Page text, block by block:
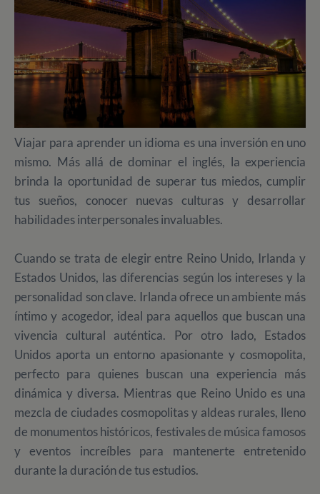
Viajar para aprender un idioma es una inversión en uno
mismo. Más allá de dominar el inglés, la experiencia
brinda la oportunidad de superar tus miedos, cumplir
tus sueños, conocer nuevas culturas y desarrollar
habilidades interpersonales invaluables.
Cuando se trata de elegir entre Reino Unido, Irlanda y
Estados Unidos, las diferencias según los intereses y la
personalidad son clave. Irlanda ofrece un ambiente más
íntimo y acogedor, ideal para aquellos que buscan una
vivencia cultural auténtica. Por otro lado, Estados
Unidos aporta un entorno apasionante y cosmopolita,
perfecto para quienes buscan una experiencia más
dinámica y diversa. Mientras que Reino Unido es una
mezcla de ciudades cosmopolitas y aldeas rurales, lleno
de monumentos históricos, festivales de música famosos
y eventos increíbles para mantenerte entretenido
durante la duración de tus estudios.